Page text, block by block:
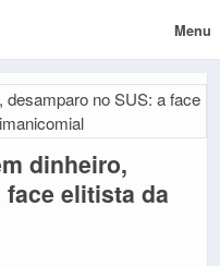
Menu
dinheiro,
face elitista da